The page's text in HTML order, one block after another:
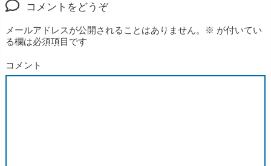
コメントをどうぞ
メールアドレスが公開されることはありません。 ※ が付いてい
る欄は必須項目です
コメント